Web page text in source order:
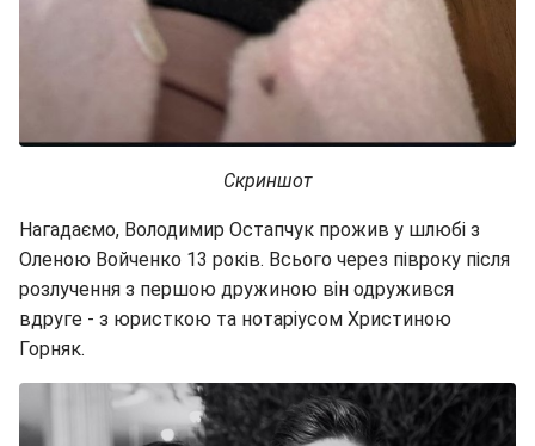
Скриншот
Нагадаємо, Володимир Остапчук прожив у шлюбі з
Оленою Войченко 13 років. Всього через півроку після
розлучення з першою дружиною він одружився
вдруге - з юристкою та нотаріусом Христиною
Горняк.